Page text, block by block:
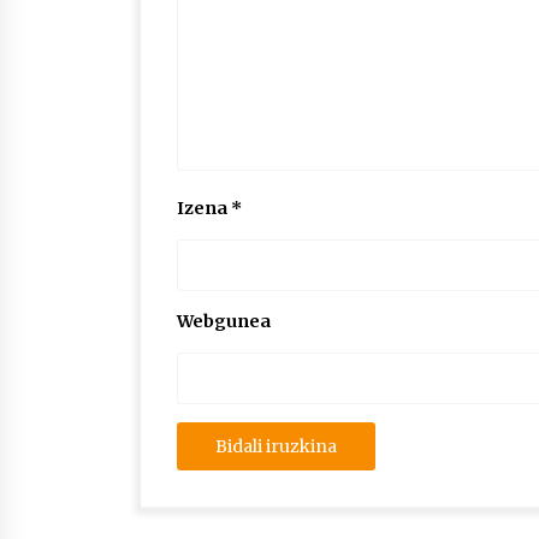
Izena *
Webgunea